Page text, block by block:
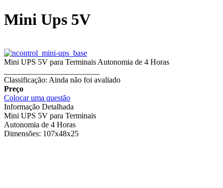
Mini Ups 5V
Mini UPS 5V para Terminais Autonomia de 4 Horas
Classificação: Ainda não foi avaliado
Preço
Colocar uma questão
Informação Detalhada
Mini UPS 5V para Terminais
Autonomia de 4 Horas
Dimensões: 107x48x25